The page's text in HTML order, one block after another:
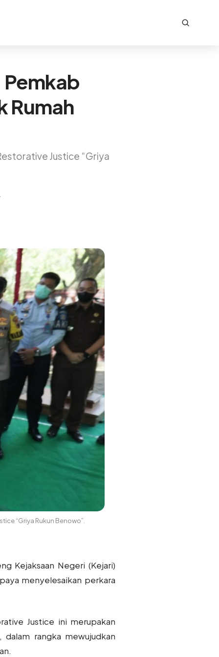
Pemkab
Rumah
Justice “Griya
“Griya Rukun Benowo”.
Kejaksaan Negeri (Kejari)
menyelesaikan perkara
Justice ini merupakan
rangka mewujudkan